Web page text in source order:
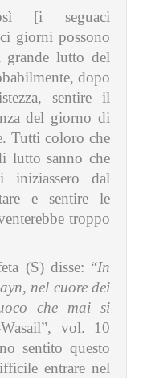
[i seguaci
giorni possono
grande lutto del
dopo
sentire il
del giorno di
Tutti coloro che
lutto sanno che
iniziassero dal
e sentire le
troppo
(S) disse: “In
nel cuore dei
che mai si
vol. 10
sentito questo
entrare nel